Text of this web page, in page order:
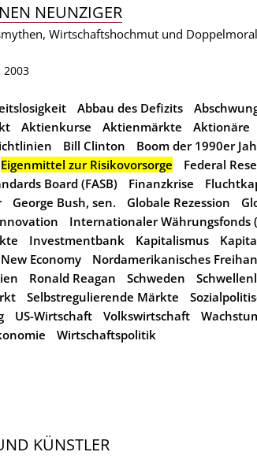
NEUNZIGER
Wirtschaftshochmut und Doppelmoral
2003
Abbau des Defizits
Aktienkurse Aktienmärkte Aktionäre
Bill Clinton Boom der 1990er
Eigenmittel zur Risikovorsorge Federal
Board (FASB)
Finanzkrise
George Bush, sen. Globale Rezession
Internationaler Währungsfonds
Investmentbank Kapitalismus
New Economy
Nordamerikanisches
Ronald Reagan Schweden
Selbstregulierende Märkte
US-Wirtschaft Volkswirtschaft
Wirtschaftspolitik
KÜNSTLER